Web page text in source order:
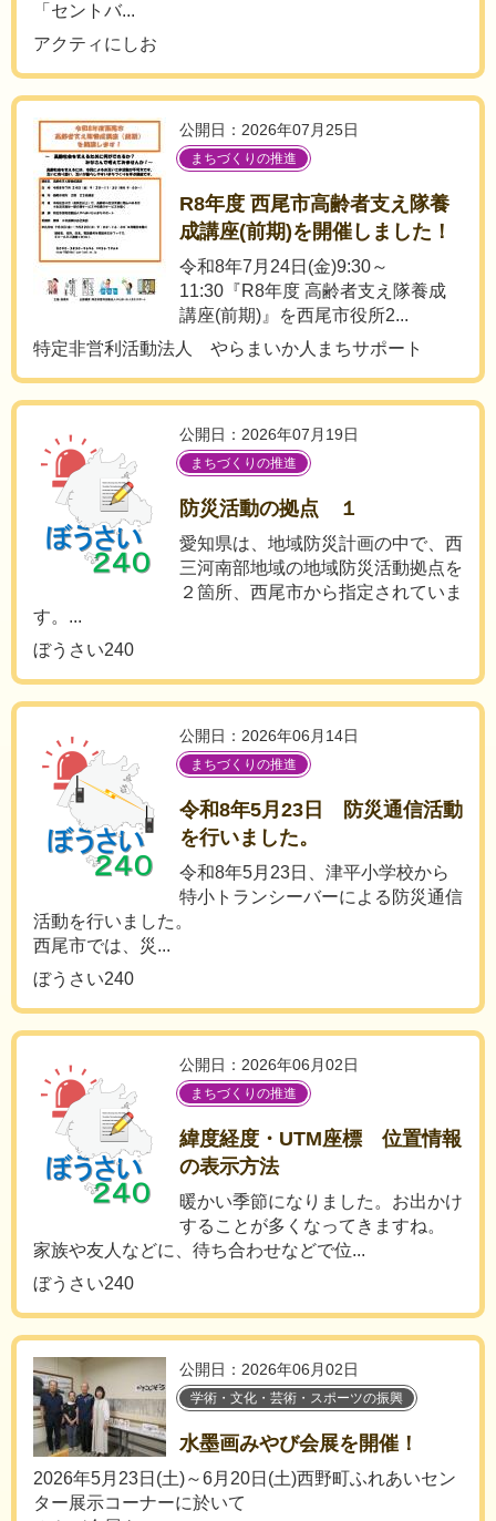
「セントバ...
アクティにしお
公開日：2026年07月25日
まちづくりの推進
R8年度 西尾市高齢者支え隊養
成講座(前期)を開催しました！
令和8年7月24日(金)9:30～
11:30『R8年度 高齢者支え隊養成
講座(前期)』を西尾市役所2...
特定非営利活動法人 やらまいか人まちサポート
公開日：2026年07月19日
まちづくりの推進
防災活動の拠点 １
愛知県は、地域防災計画の中で、西
三河南部地域の地域防災活動拠点を
２箇所、西尾市から指定されていま
す。...
ぼうさい240
公開日：2026年06月14日
まちづくりの推進
令和8年5月23日 防災通信活動
を行いました。
令和8年5月23日、津平小学校から
特小トランシーバーによる防災通信
活動を行いました。
西尾市では、災...
ぼうさい240
公開日：2026年06月02日
まちづくりの推進
緯度経度・UTM座標 位置情報
の表示方法
暖かい季節になりました。お出かけ
することが多くなってきますね。
家族や友人などに、待ち合わせなどで位...
ぼうさい240
公開日：2026年06月02日
学術・文化・芸術・スポーツの振興
水墨画みやび会展を開催！
2026年5月23日(土)～6月20日(土)西野町ふれあいセン
ター展示コーナーに於いて